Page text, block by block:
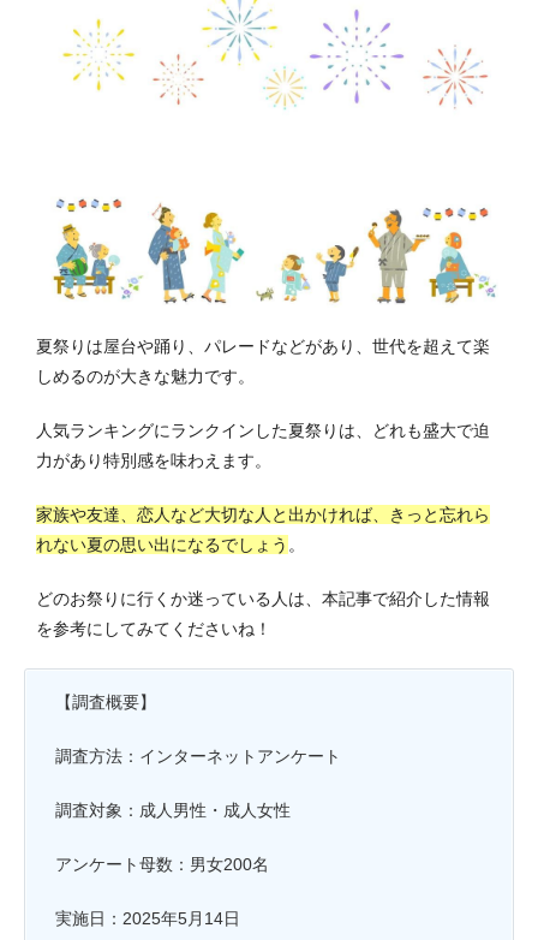
夏祭りは屋台や踊り、パレードなどがあり、世代を超えて楽
しめるのが大きな魅力です。
人気ランキングにランクインした夏祭りは、どれも盛大で迫
力があり特別感を味わえます。
家族や友達、恋人など大切な人と出かければ、きっと忘れら
れない夏の思い出になるでしょう 。
どのお祭りに行くか迷っている人は、本記事で紹介した情報
を参考にしてみてくださいね！
【調査概要】
調査方法：インターネットアンケート
調査対象：成人男性・成人女性
アンケート母数：男女200名
実施日：2025年5月14日